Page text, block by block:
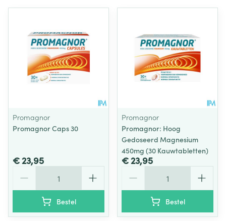
Promagnor
Promagnor Caps 30
€ 23,95
Bestel
Promagnor
Promagnor: Hoog
Gedoseerd Magnesium
450mg (30 Kauwtabletten)
€ 23,95
Bestel